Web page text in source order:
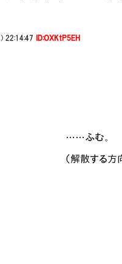
22:14:47 ID:OXKtP5EH
……ふむ。
方向で話は纏